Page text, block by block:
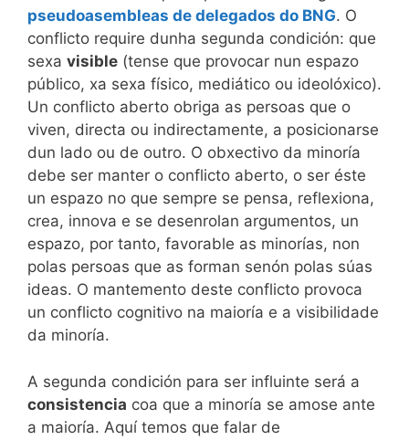
pseudoasembleas de delegados do BNG. O
conflicto require dunha segunda condición: que
sexa visible (tense que provocar nun espazo
público, xa sexa físico, mediático ou ideolóxico).
Un conflicto aberto obriga as persoas que o
viven, directa ou indirectamente, a posicionarse
dun lado ou de outro. O obxectivo da minoría
debe ser manter o conflicto aberto, o ser éste
un espazo no que sempre se pensa, reflexiona,
crea, innova e se desenrolan argumentos, un
espazo, por tanto, favorable as minorías, non
polas persoas que as forman senón polas súas
ideas. O mantemento deste conflicto provoca
un conflicto cognitivo na maioría e a visibilidade
da minoría.
A segunda condición para ser influinte será a
consistencia coa que a minoría se amose ante
a maioría. Aquí temos que falar de